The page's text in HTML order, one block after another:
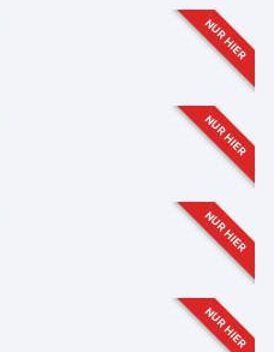
NUR HIER
NUR HIER
NUR HIER
NUR HIER